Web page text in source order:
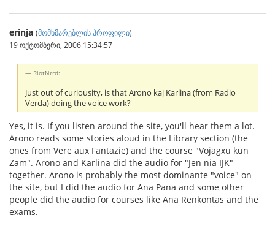
erinja (მომხმარებლის პროფილი)
19 ოქტომბერი, 2006 15:34:57
RiotNrrd:
Just out of curiousity, is that Arono kaj Karlina (from Radio
Verda) doing the voice work?
Yes, it is. If you listen around the site, you'll hear them a lot.
Arono reads some stories aloud in the Library section (the
ones from Vere aux Fantazie) and the course "Vojagxu kun
Zam". Arono and Karlina did the audio for "Jen nia IJK"
together. Arono is probably the most dominante "voice" on
the site, but I did the audio for Ana Pana and some other
people did the audio for courses like Ana Renkontas and the
exams.